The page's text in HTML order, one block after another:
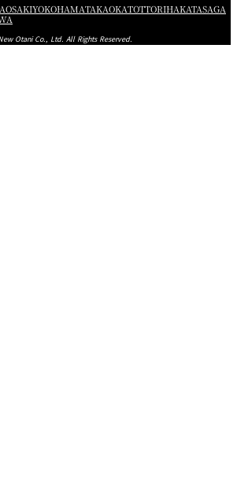
OSAKIYOKOHAMATAKAOKATOTTORIHAKATASAGA
Otani Co., Ltd. All Rights Reserved.